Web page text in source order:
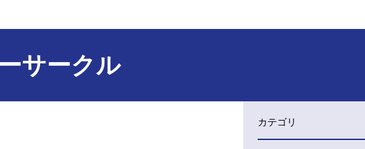
サークル
カテゴリ